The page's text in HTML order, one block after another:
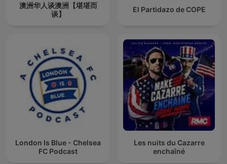
澳洲华人谈澳洲【堪堪而
谈】
El Partidazo de COPE
London Is Blue - Chelsea
FC Podcast
Les nuits du Cazarre
enchaîné